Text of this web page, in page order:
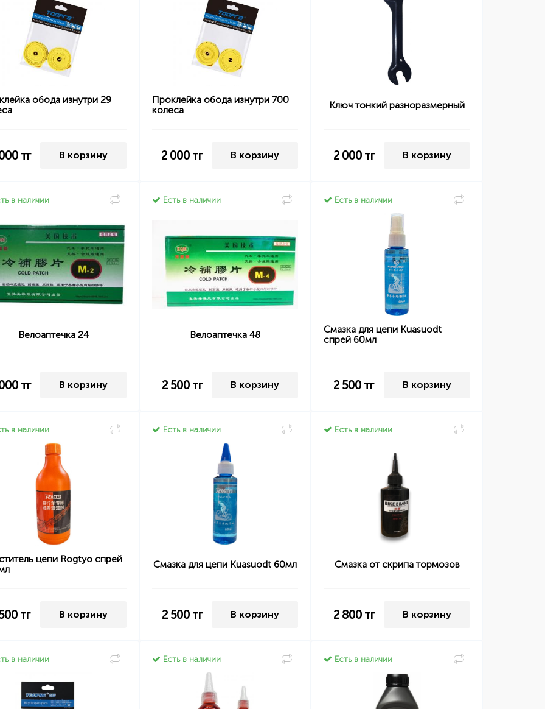
обода изнутри 29
тг В корзину
Проклейка обода изнутри 700
колеса
2 000 тг В корзину
Ключ тонкий разноразмерный
2 000тг В корзину
в наличии
Велоаптечка 24
тг В корзину
Есть в наличии
Велоаптечка 48
2 500тг В корзину
Есть в наличии
Смазка для цепи Kuasuodt
спрей 60мл
2 500 тг В корзину
в наличии
цепи Rogtyo спрей
тг В корзину
Есть в наличии
Смазка для цепи Kuasuodt 60мл
2 500тг В корзину
Есть в наличии
Смазка от скрипа тормозов
2 800тг В корзину
в наличии Есть в наличии Есть в наличии